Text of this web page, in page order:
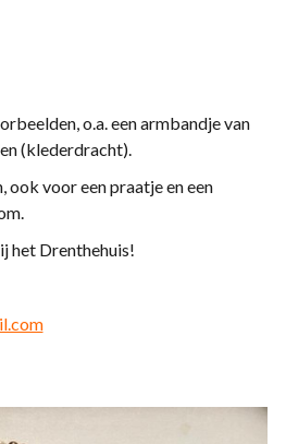
o.a. een armbandje van
(klederdracht).
ook voor een praatje en een
het Drenthehuis!